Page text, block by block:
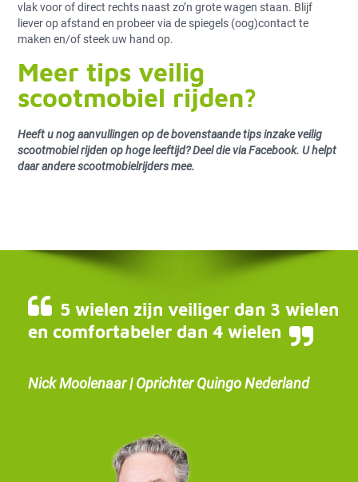
vlak voor of direct rechts naast zo’n grote wagen staan. Blijf
liever op afstand en probeer via de spiegels (oog)contact te
maken en/of steek uw hand op.
Meer tips veilig
scootmobiel rijden?
Heeft u nog aanvullingen op de bovenstaande tips inzake veilig
scootmobiel rijden op hoge leeftijd? Deel die via Facebook. U helpt
daar andere scootmobielrijders mee.
5 wielen zijn veiliger dan 3 wielen
en comfortabeler dan 4 wielen
Nick Moolenaar | Oprichter Quingo Nederland